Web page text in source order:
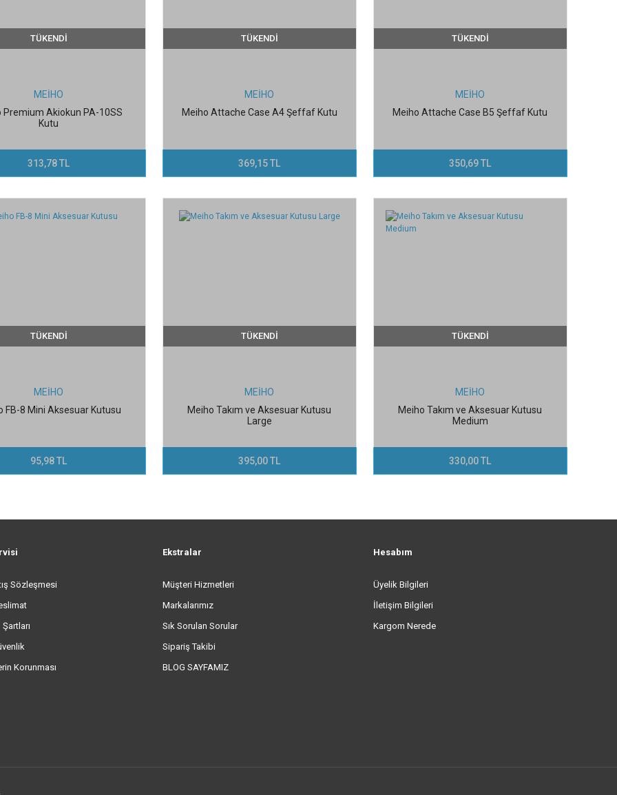
TÜKENDİ
MEİHO
Premium Akiokun PA-10SS
Kutu
313,78 TL
TÜKENDİ
MEİHO
Meiho Attache Case A4 Şeffaf Kutu
369,15 TL
TÜKENDİ
MEİHO
Meiho Attache Case B5 Şeffaf Kutu
350,69 TL
TÜKENDİ
MEİHO
FB-8 Mini Aksesuar Kutusu
95,98 TL
TÜKENDİ
MEİHO
Meiho Takım ve Aksesuar Kutusu
Large
395,00 TL
TÜKENDİ
MEİHO
Meiho Takım ve Aksesuar Kutusu
Medium
330,00 TL
Sözleşmesi
Korunması
Ekstralar
Müşteri Hizmetleri
Markalarımız
Sık Sorulan Sorular
Sipariş Takibi
BLOG SAYFAMIZ
Hesabım
Üyelik Bilgileri
İletişim Bilgileri
Kargom Nerede